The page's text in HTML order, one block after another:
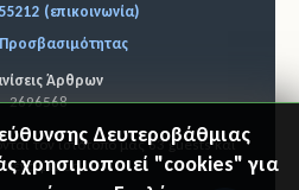
(επικοινωνία)
Άρθρων
2696568
τον ιστότοπό μας 63 guests και
μέλος
Δευτεροβάθμιας
χρησιμοποιεί "cookies" για